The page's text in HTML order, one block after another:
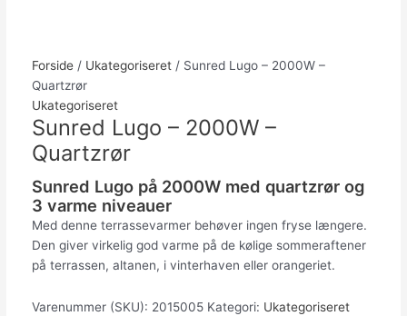
Forside/ Ukategoriseret/ Sunred Lugo – 2000W –
Quartzrør
Ukategoriseret
Sunred Lugo – 2000W –
Quartzrør
Sunred Lugo på 2000W med quartzrør og
3 varme niveauer
Med denne terrassevarmer behøver ingen fryse længere.
Den giver virkelig god varme på de kølige sommeraftener
på terrassen, altanen, i vinterhaven eller orangeriet.
Varenummer (SKU): 2015005 Kategori: Ukategoriseret